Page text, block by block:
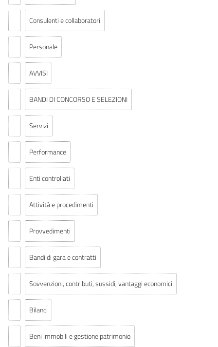
Consulenti e collaboratori
Personale
AVVISI
BANDI DI CONCORSO E SELEZIONI
Servizi
Performance
Enti controllati
Attività e procedimenti
Provvedimenti
Bandi di gara e contratti
Sovvenzioni, contributi, sussidi, vantaggi economici
Bilanci
Beni immobili e gestione patrimonio